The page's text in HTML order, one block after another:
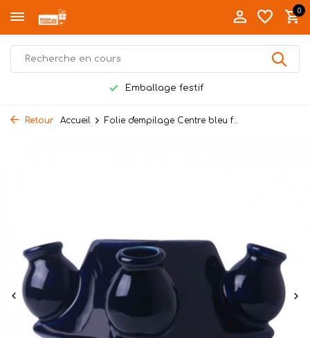
0
Emballage festif
Retour Accueil Folie d'empilage Centre bleu f...